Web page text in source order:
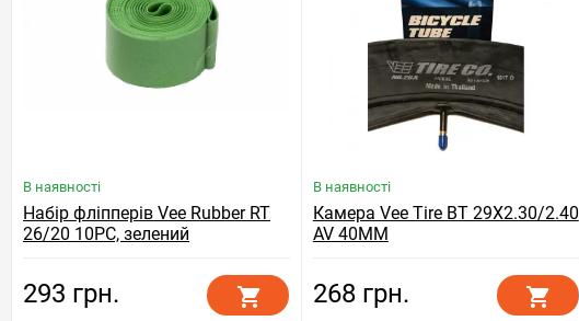
В наявності
Набір фліпперів Vee Rubber RT
26/20 10PC, зелений
293 грн.
В наявності
Камера Vee Tire BT 29X2.30/2.40
AV 40MM
268 грн.